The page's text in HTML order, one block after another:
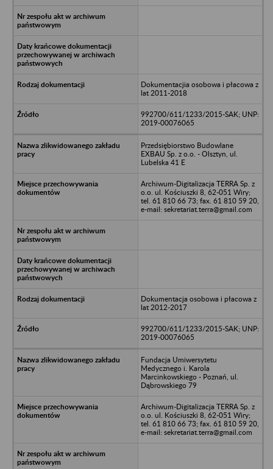
Dokumentacjia osobowa i płacowa z
lat 2011-2018
992700/611/1233/2015-SAK; UNP:
2019-00076065
Przedsiębiorstwo Budowlane
EXBAU Sp. z o.o. - Olsztyn, ul.
Lubelska 41 E
Archiwum-Digitalizacja TERRA Sp. z
o.o. ul. Kościuszki 8, 62-051 Wiry;
tel. 61 810 66 73; fax. 61 810 59 20,
e-mail: sekretariat.terra@gmail.com
Dokumentacja osobowa i płacowa z
lat 2012-2017
992700/611/1233/2015-SAK; UNP:
2019-00076065
Fundacja Umiwersytetu
Medycznego i. Karola
Marcinkowskiego - Poznań, ul.
Dąbrowskiego 79
Archiwum-Digitalizacja TERRA Sp. z
o.o. ul. Kościuszki 8, 62-051 Wiry;
tel. 61 810 66 73; fax. 61 810 59 20,
e-mail: sekretariat.terra@gmail.com